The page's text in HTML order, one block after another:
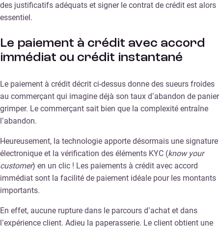
des justificatifs adéquats et signer le contrat de crédit est alors
essentiel.
Le paiement à crédit avec accord
immédiat ou crédit instantané
Le paiement à crédit décrit ci-dessus donne des sueurs froides
au commerçant qui imagine déjà son taux d’abandon de panier
grimper. Le commerçant sait bien que la complexité entraîne
l’abandon.
Heureusement, la technologie apporte désormais une signature
électronique et la vérification des éléments KYC (know your
customer) en un clic ! Les paiements à crédit avec accord
immédiat sont la facilité de paiement idéale pour les montants
importants.
En effet, aucune rupture dans le parcours d’achat et dans
l’expérience client. Adieu la paperasserie. Le client obtient une